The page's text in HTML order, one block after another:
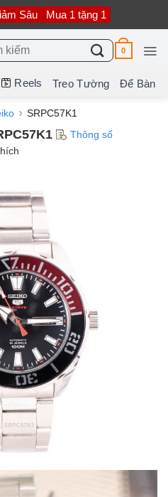
Sâu Mua 1 tặng 1
0
Reels Treo Tường Để Bàn
SRPC57K1
Thông số